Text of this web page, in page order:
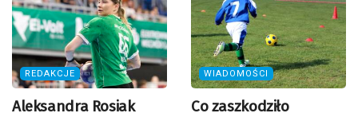
REDAKCJE
Aleksandra Rosiak
WIADOMOŚCI
Co zaszkodziło